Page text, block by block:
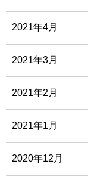
2021年4月
2021年3月
2021年2月
2021年1月
2020年12月